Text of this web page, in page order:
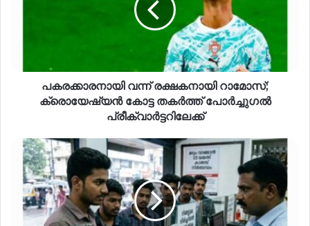
പകരക്കാരനായി വന്ന് രക്ഷകനായി റാമോസ്;
ക്രൊയേഷ്യൻ കോട്ട തകർത്ത് പോർച്ചുഗൽ
പ്രീക്വാർട്ടറിലേക്ക്